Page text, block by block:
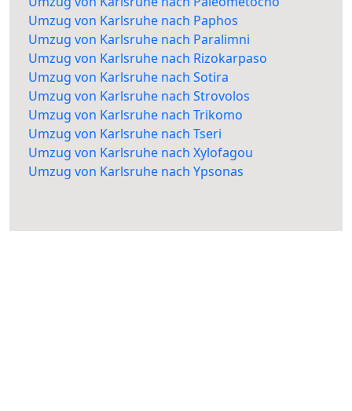
Umzug von Karlsruhe nach Paphos
Umzug von Karlsruhe nach Paralimni
Umzug von Karlsruhe nach Rizokarpaso
Umzug von Karlsruhe nach Sotira
Umzug von Karlsruhe nach Strovolos
Umzug von Karlsruhe nach Trikomo
Umzug von Karlsruhe nach Tseri
Umzug von Karlsruhe nach Xylofagou
Umzug von Karlsruhe nach Ypsonas